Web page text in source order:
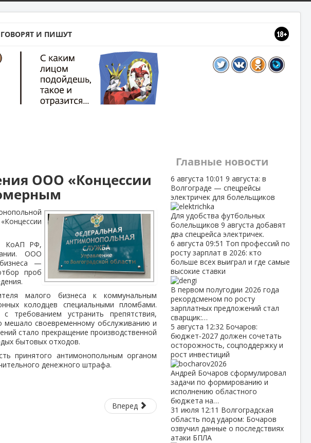
И ПИШУТ
ООО «Концессии
КоАП РФ,
ООО
—
проб
малого бизнеса к коммунальным
колодцев специальными пломбами.
устранить препятствия,
мешало своевременному обслуживанию и
стало прекращение производственной
бытовых отходов.
принятого антимонопольным органом
денежного штрафа.
Вперед
Главные новости
6 августа 10:01 9 августа: в
Волгограде — спецрейсы
электричек для болельщиков
Для удобства футбольных
болельщиков 9 августа добавят
два спецрейса электричек.
6 августа 09:51 Топ профессий по
росту зарплат в 2026: кто
больше всех выиграл и где самые
высокие ставки
В первом полугодии 2026 года
рекордсменом по росту
зарплатных предложений стал
сварщик:…
5 августа 12:32 Бочаров:
бюджет‑2027 должен сочетать
осторожность, соцподдержку и
рост инвестиций
Андрей Бочаров сформулировал
задачи по формированию и
исполнению областного
бюджета на…
31 июля 12:11 Волгоградская
область под ударом: Бочаров
озвучил данные о последствиях
атаки БПЛА